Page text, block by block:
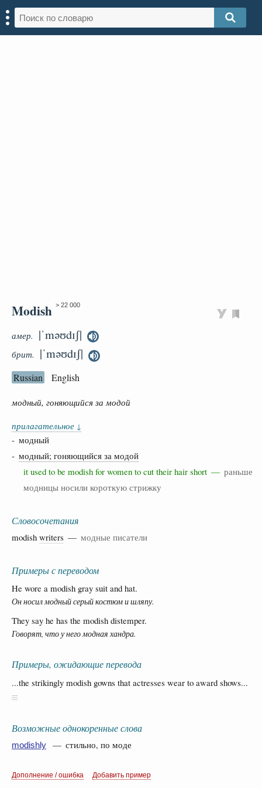
Modish > 22 000
амер. |ˈməʊdɪʃ|
брит. |ˈməʊdɪʃ|
Russian English
модный, гоняющийся за модой
прилагательное ↓
- модный
- модный; гоняющийся за модой
it used to be modish for women to cut their hair short — раньше
модницы носили короткую стрижку
Словосочетания
modish writers — модные писатели
Примеры с переводом
He wore a modish gray suit and hat.
Он носил модный серый костюм и шляпу.
They say he has the modish distemper.
Говорят, что у него модная хандра.
Примеры, ожидающие перевода
...the strikingly modish gowns that actresses wear to award shows...
Возможные однокоренные слова
modishly — стильно, по моде
Дополнение / ошибка Добавить пример